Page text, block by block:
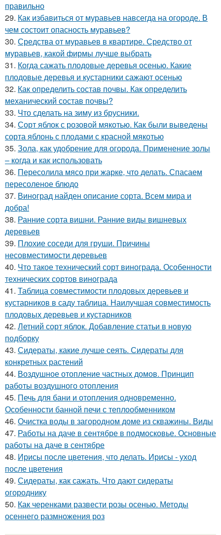
правильно
29. Как избавиться от муравьев навсегда на огороде. В
чем состоит опасность муравьев?
30. Средства от муравьев в квартире. Средство от
муравьев, какой фирмы лучше выбрать
31. Когда сажать плодовые деревья осенью. Какие
плодовые деревья и кустарники сажают осенью
32. Как определить состав почвы. Как определить
механический состав почвы?
33. Что сделать на зиму из брусники.
34. Сорт яблок с розовой мякотью. Как были выведены
сорта яблонь с плодами с красной мякотью
35. Зола, как удобрение для огорода. Применение золы
– когда и как использовать
36. Пересолила мясо при жарке, что делать. Спасаем
пересоленое блюдо
37. Виноград найден описание сорта. Всем мира и
добра!
38. Ранние сорта вишни. Ранние виды вишневых
деревьев
39. Плохие соседи для груши. Причины
несовместимости деревьев
40. Что такое технический сорт винограда. Особенности
технических сортов винограда
41. Таблица совместимости плодовых деревьев и
кустарников в саду таблица. Наилучшая совместимость
плодовых деревьев и кустарников
42. Летний сорт яблок. Добавление статьи в новую
подборку
43. Сидераты, какие лучше сеять. Сидераты для
конкретных растений
44. Воздушное отопление частных домов. Принцип
работы воздушного отопления
45. Печь для бани и отопления одновременно.
Особенности банной печи с теплообменником
46. Очистка воды в загородном доме из скважины. Виды
47. Работы на даче в сентябре в подмосковье. Основные
работы на даче в сентябре
48. Ирисы после цветения, что делать. Ирисы - уход
после цветения
49. Сидераты, как сажать. Что дают сидераты
огороднику
50. Как черенками развести розы осенью. Методы
осеннего размножения роз